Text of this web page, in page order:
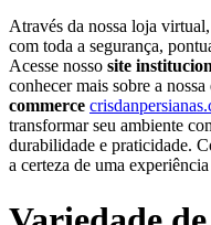
Através da nossa loja
com toda a segurança,
Acesse nosso site
conhecer mais sobre a
commerce
transformar seu ambiente
durabilidade e praticidade.
a certeza de uma